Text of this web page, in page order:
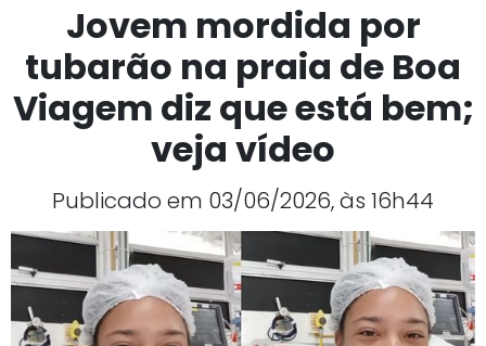
Jovem mordida por
tubarão na praia de Boa
Viagem diz que está bem;
veja vídeo
Publicado em 03/06/2026, às 16h44